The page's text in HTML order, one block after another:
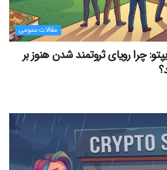
مقالات عمومی
در کریپتو: چرا رویای ثروتمند شدن هنوز بر